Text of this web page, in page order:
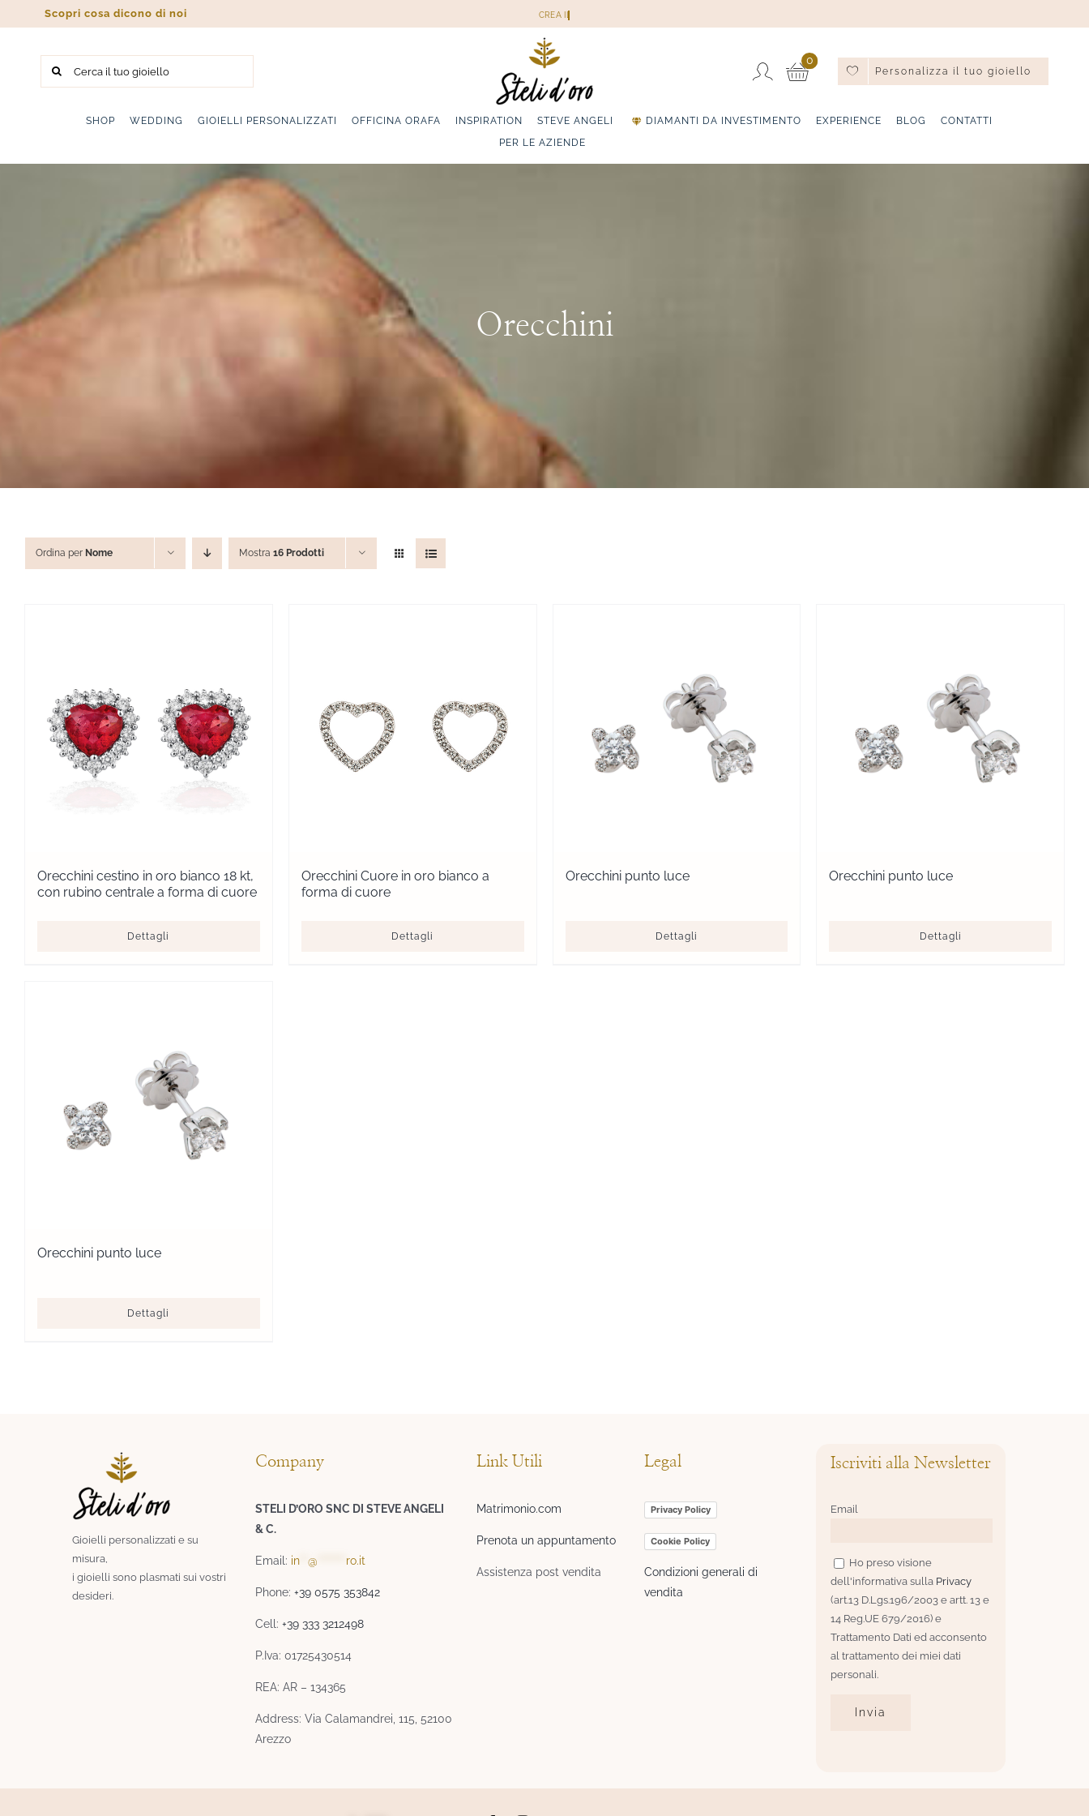
al
contenuto
Scopri cosa dicono di noi
Cerca
0
Personalizza il tuo gioiello
SHOP WEDDING GIOIELLI PERSONALIZZATI OFFICINA ORAFA INSPIRATION STEVE ANGELI DIAMANTI DA INVESTIMENTO EXPERIENCE BLOG
CONTATTI
PER LE AZIENDE
Orecchini
Ordina per Nome Mostra 16 Prodotti
Orecchini cestino in oro bianco 18 kt,
con rubino centrale a forma di cuore
Dettagli
Orecchini Cuore in oro bianco a
forma di cuore
Dettagli
Orecchini punto luce
Dettagli
Orecchini punto luce
Dettagli
Orecchini punto luce
Dettagli
Gioielli personalizzati e su
misura,
i gioielli sono plasmati sui vostri
desideri.​
Company
STELI D’ORO SNC DI STEVE ANGELI
& C.
Email: in **@ ro.it
Phone:+39 0575 353842
Cell:+39 333 3212498
P.Iva: 01725430514
REA: AR – 134365
Address: Via Calamandrei, 115, 52100
Arezzo
Link Utili
Matrimonio.com
Prenota un appuntamento
Assistenza post vendita
Legal
Privacy Policy
Cookie Policy
Condizioni generali di
vendita
Iscriviti alla Newsletter
Email
Ho preso visione
dell'informativa sulla Privacy
(art.13 D.Lgs.196/2003 e artt. 13 e
14 Reg.UE 679/2016) e
Trattamento Dati ed acconsento
al trattamento dei miei dati
personali.